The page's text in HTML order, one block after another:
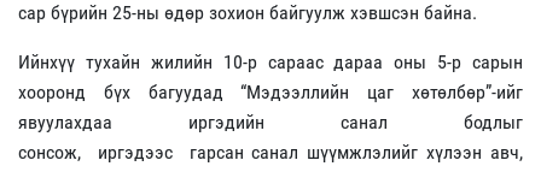
сар бүрийн 25-ны өдөр зохион байгуулж хэвшсэн байна.
Ийнхүү тухайн жилийн 10-р сараас дараа оны 5-р сарын
хооронд бүх багуудад “Мэдээллийн цаг хөтөлбөр”-ийг
явуулахдаа иргэдийн санал бодлыг
сонсож, иргэдээс гарсан санал шүүмжлэлийг хүлээн авч,